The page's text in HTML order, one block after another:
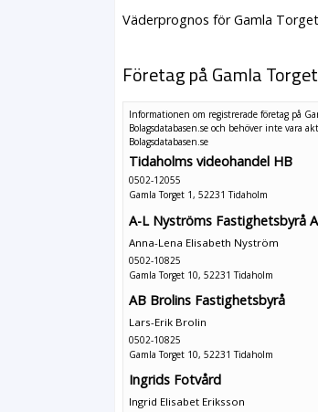
Väderprognos för Gamla
Företag på Gamla Torget
Informationen om registrerade företag på
Bolagsdatabasen.se och behöver inte vara
Bolagsdatabasen.se
Tidaholms videohandel HB
0502-12055
Gamla Torget 1, 52231 Tidaholm
A-L Nyströms Fastighetsbyrå
Anna-Lena Elisabeth Nyström
0502-10825
Gamla Torget 10, 52231 Tidaholm
AB Brolins Fastighetsbyrå
Lars-Erik Brolin
0502-10825
Gamla Torget 10, 52231 Tidaholm
Ingrids Fotvård
Ingrid Elisabet Eriksson